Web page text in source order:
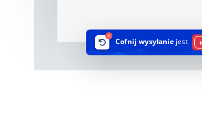
Cofnij wysyłanie jest